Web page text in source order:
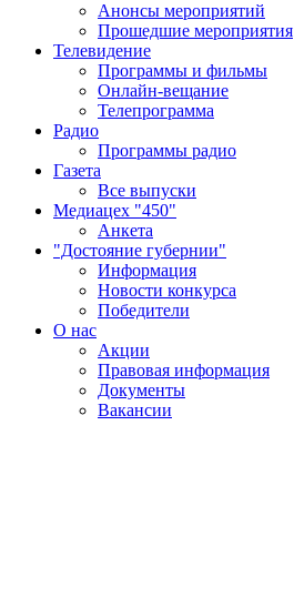
Анонсы мероприятий
Прошедшие мероприятия
Телевидение
Программы и фильмы
Онлайн-вещание
Телепрограмма
Радио
Программы радио
Газета
Все выпуски
Медиацех "450"
Анкета
"Достояние губернии"
Информация
Новости конкурса
Победители
О нас
Акции
Правовая информация
Документы
Вакансии